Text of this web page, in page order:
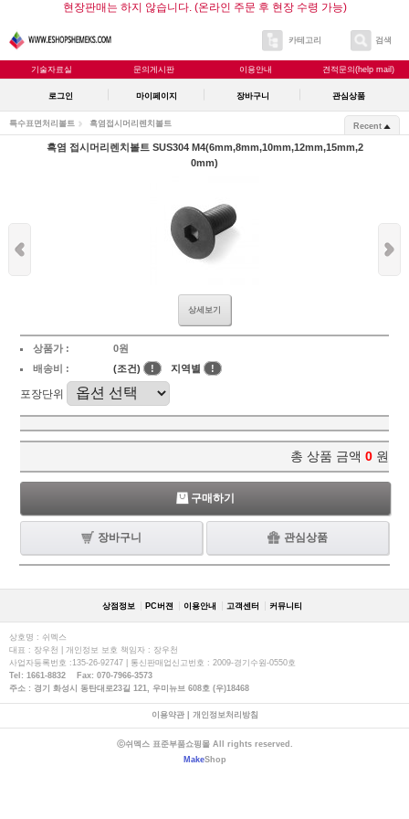
현장판매는 하지 않습니다. (온라인 주문 후 현장 수령 가능)
카테고리 검색
기술자료실 문의게시판 이용안내 견적문의(help mail)
로그인 마이페이지 장바구니 관심상품
특수표면처리볼트 흑염접시머리렌치볼트 Recent
흑염 접시머리렌치볼트 SUS304 M4(6mm,8mm,10mm,12mm,15mm,2
0mm)
상세보기
상품가 :
0원
배송비 :
(조건) ! 지역별 !
포장단위
총 상품 금액 0 원
구매하기
장바구니 관심상품
상점정보 PC버젼 이용안내 고객센터 커뮤니티
상호명 : 쉬멕스
대표 : 장우천 | 개인정보 보호 책임자 : 장우천
사업자등록번호 :135-26-92747 | 통신판매업신고번호 : 2009-경기수원-0550호
Tel: 1661-8832 Fax: 070-7966-3573
주소 : 경기 화성시 동탄대로23길 121, 우미뉴브 608호 (우)18468
이용약관| 개인정보처리방침
ⓒ쉬멕스 표준부품쇼핑몰 All rights reserved.
MakeShop